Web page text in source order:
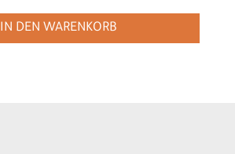
IN DEN WARENKORB